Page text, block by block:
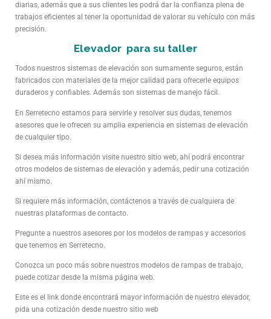
diarias, además que a sus clientes les podrá dar la confianza plena de
trabajos eficientes al tener la oportunidad de valorar su vehículo con más
precisión.
Elevador para su taller
Todos nuestros sistemas de elevación son sumamente seguros, están
fabricados con materiales de la mejor calidad para ofrecerle equipos
duraderos y confiables. Además son sistemas de manejo fácil.
En Serretecno estamos para servirle y resolver sus dudas, tenemos
asesores que le ofrecen su amplia experiencia en sistemas de elevación
de cualquier tipo.
Si desea más información visite nuestro sitio web, ahí podrá encontrar
otros modelos de sistemas de elevación y además, pedir una cotización
ahí mismo.
Si requiere más información, contáctenos a través de cualquiera de
nuestras plataformas de contacto.
Pregunte a nuestros asesores por los modelos de rampas y accesorios
que tenemos en Serretecno.
Conozca un poco más sobre nuestros modelos de rampas de trabajo,
puede cotizar desde la misma página web.
Este es el link donde encontrará mayor información de nuestro elevador,
pida una cotización desde nuestro sitio web